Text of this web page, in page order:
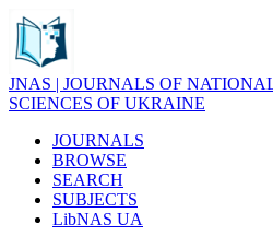
JNAS | JOURNALS OF
SCIENCES OF UKRAINE
JOURNALS
BROWSE
SEARCH
SUBJECTS
LibNAS UA